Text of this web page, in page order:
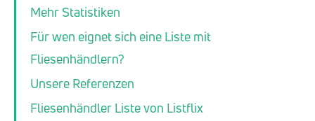
Mehr Statistiken
Für wen eignet sich eine Liste mit
Fliesenhändlern?
Unsere Referenzen
Fliesenhändler Liste von Listflix